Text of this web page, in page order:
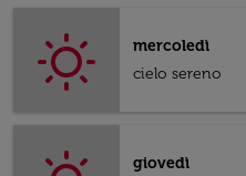
mercoledì
cielo sereno
giovedì